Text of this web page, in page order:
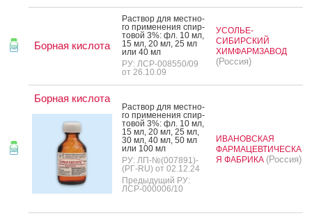
Борная кислота
Рас­твор для мес­тно­
го при­мене­ния спир­
то­вой 3%: фл. 10 мл,
15 мл, 20 мл, 25 мл
или 40 мл
РУ: ЛСР-008550/09
от 26.10.09
УСОЛЬЕ-
СИБИРСКИЙ
ХИМФАРМЗАВОД
(Россия)
Борная кислота
Рас­твор для мес­тно­
го при­мене­ния спир­
то­вой 3%: фл. 10 мл,
15 мл, 20 мл, 25 мл,
30 мл, 40 мл, 50 мл
или 100 мл
РУ: ЛП-№(007891)-
(РГ-RU) от 02.12.24
Предыдущий РУ:
ЛСР-000006/10
ИВАНОВСКАЯ
ФАРМАЦЕВТИЧЕСКА
Я ФАБРИКА (Россия)